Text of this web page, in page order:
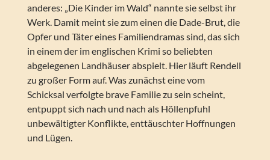
anderes: „Die Kinder im Wald“ nannte sie selbst ihr
Werk. Damit meint sie zum einen die Dade-Brut, die
Opfer und Täter eines Familiendramas sind, das sich
in einem der im englischen Krimi so beliebten
abgelegenen Landhäuser abspielt. Hier läuft Rendell
zu großer Form auf. Was zunächst eine vom
Schicksal verfolgte brave Familie zu sein scheint,
entpuppt sich nach und nach als Höllenpfuhl
unbewältigter Konflikte, enttäuschter Hoffnungen
und Lügen.